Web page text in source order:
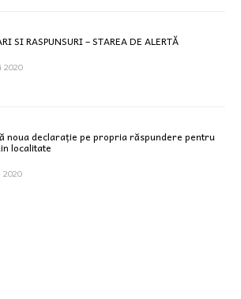
SI RASPUNSURI – STAREA DE ALERTĂ
2020
noua declarație pe propria răspundere pentru
localitate
2020